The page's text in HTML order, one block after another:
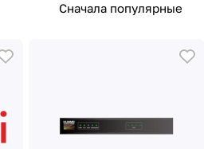
Сначала популярные